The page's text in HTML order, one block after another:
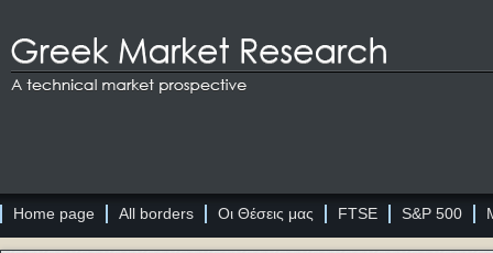
Home page All borders Οι Θέσεις μας FTSE S&P 500